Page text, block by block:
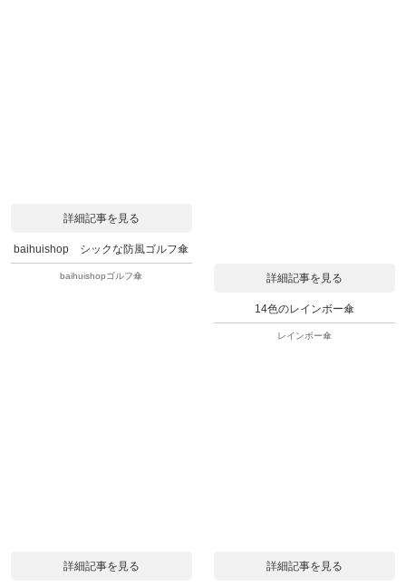
詳細記事を見る
baihuishop シックな防風ゴルフ傘
baihuishopゴルフ傘 詳細記事を見る
14色のレインボー傘
レインボー傘
詳細記事を見る 詳細記事を見る